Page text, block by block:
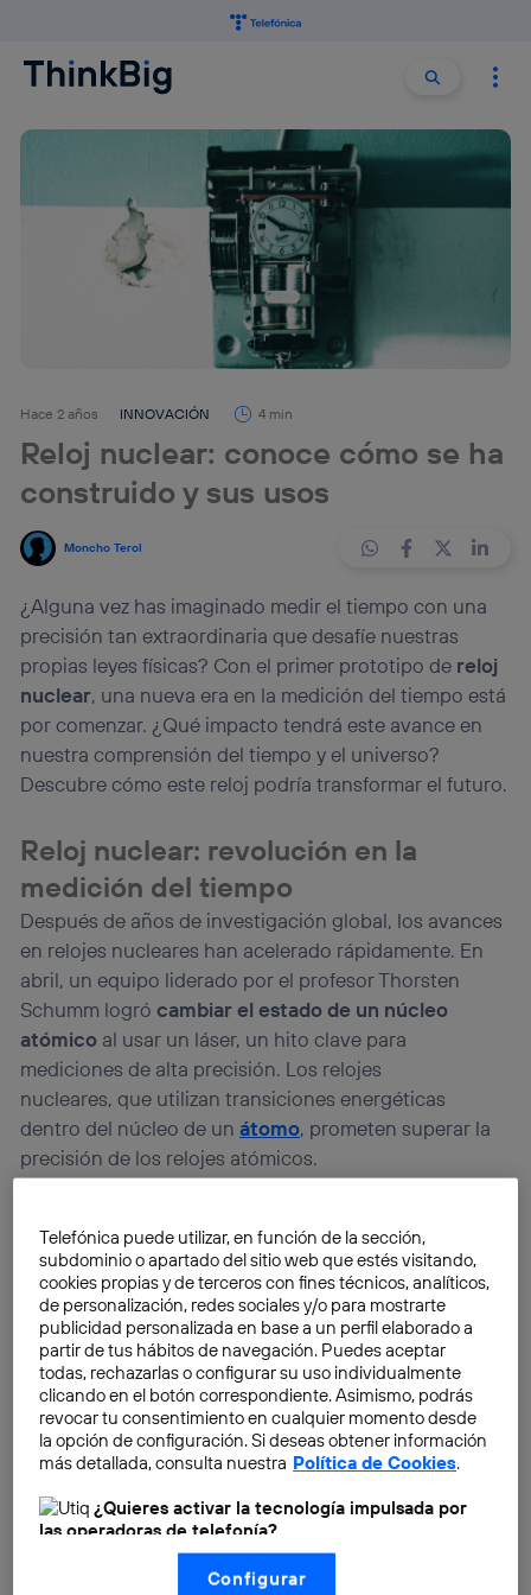
Buscar
Hace 2 años INNOVACIÓN 4 min
Reloj nuclear: conoce cómo se ha
construido y sus usos
Moncho Terol
¿Alguna vez has imaginado medir el tiempo con una
precisión tan extraordinaria que desafíe nuestras
propias leyes físicas? Con el primer prototipo de reloj
nuclear, una nueva era en la medición del tiempo está
por comenzar. ¿Qué impacto tendrá este avance en
nuestra comprensión del tiempo y el universo?
Descubre cómo este reloj podría transformar el futuro.
Reloj nuclear: revolución en la
medición del tiempo
Después de años de investigación global, los avances
en relojes nucleares han acelerado rápidamente. En
abril, un equipo liderado por el profesor Thorsten
Schumm logrócambiar el estado de un núcleo
atómico al usar un láser, un hito clave para
mediciones de alta precisión. Los relojes
nucleares, que utilizan transiciones energéticas
dentro del núcleo de unátomo, prometen superar la
precisión de los relojes atómicos.
Telefónica puede utilizar, en función de la sección,
subdominio o apartado del sitio web que estés visitando,
cookies propias y de terceros con fines técnicos, analíticos,
de personalización, redes sociales y/o para mostrarte
publicidad personalizada en base a un perfil elaborado a
partir de tus hábitos de navegación. Puedes aceptar
todas, rechazarlas o configurar su uso individualmente
clicando en el botón correspondiente. Asimismo, podrás
revocar tu consentimiento en cualquier momento desde
la opción de configuración. Si deseas obtener información
más detallada, consulta nuestra Política de Cookies.
¿Quieres activar la tecnología impulsada por
las operadoras de telefonía?
Nosotros, Telefónica S.A., utilizamos la tecnología Utiq para
realizar nuestras acciones de marketing digital o análisis
Configurar